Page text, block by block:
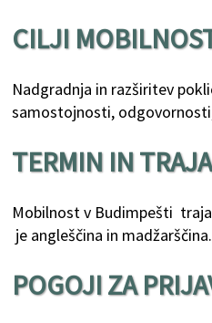
CILJI
Nadgradnja in razširitev
samostojnosti,
TERMIN IN
Mobilnost v Budimpešti
je angleščina in madžarščina.
POGOJI ZA